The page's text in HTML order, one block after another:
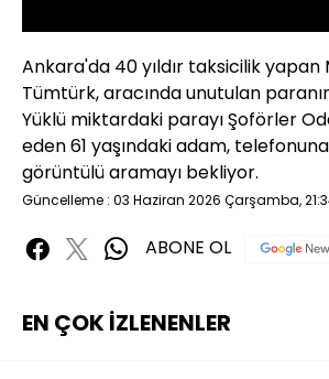
Ankara'da 40 yıldır taksicilik
Tümtürk, aracında unutulan
Yüklü miktardaki parayı Şoförler
eden 61 yaşındaki adam,
görüntülü aramayı bekliyor.
Güncelleme : 03 Haziran 2026 Çarşamba,
ABONE OL
EN ÇOK İZLENENLER